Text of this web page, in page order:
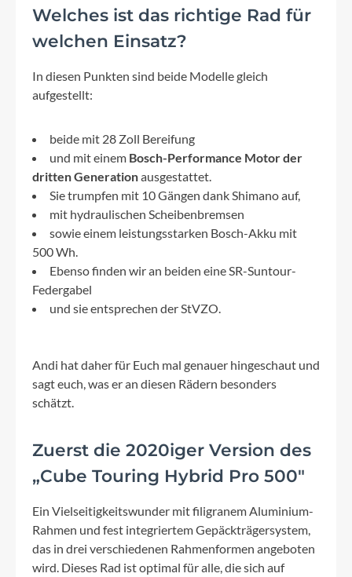
Welches ist das richtige Rad für
welchen Einsatz?
In diesen Punkten sind beide Modelle gleich
aufgestellt:
beide mit 28 Zoll Bereifung
und mit einem Bosch-Performance Motor der
dritten Generationausgestattet.
Sie trumpfen mit 10 Gängen dank Shimano auf,
mit hydraulischen Scheibenbremsen
sowie einem leistungsstarken Bosch-Akku mit
500 Wh.
Ebenso finden wir an beiden eine SR-Suntour-
Federgabel
und sie entsprechen der StVZO.
Andi hat daher für Euch mal genauer hingeschaut und
sagt euch, was er an diesen Rädern besonders
schätzt.
Zuerst die 2020iger Version des
„Cube Touring Hybrid Pro 500"
Ein Vielseitigkeitswunder mit filigranem Aluminium-
Rahmen und fest integriertem Gepäckträgersystem,
das in drei verschiedenen Rahmenformen angeboten
wird. Dieses Rad ist optimal für alle, die sich auf